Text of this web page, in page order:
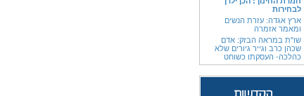
לבחירות
ארץ אגדה: עזרת הנשים
ומאמר אזמרה
שו"ת במראה הבזק: אדם
שכהן כרב וגייר גיורים שלא
כהלכה- העסקתו כשוחט